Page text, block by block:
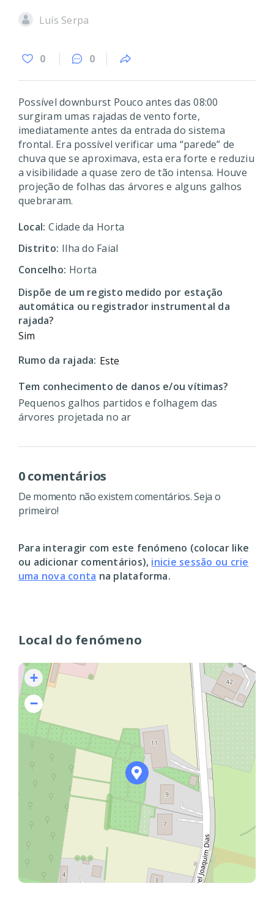
Local do fenómeno
+
−
Luís Serpa
0 0
Possível downburst Pouco antes das 08:00
surgiram umas rajadas de vento forte,
imediatamente antes da entrada do sistema
frontal. Era possível verificar uma “parede” de
chuva que se aproximava, esta era forte e reduziu
a visibilidade a quase zero de tão intensa. Houve
projeção de folhas das árvores e alguns galhos
quebraram.
Local: Cidade da Horta
Distrito: Ilha do Faial
Concelho: Horta
Dispõe de um registo medido por estação
automática ou registrador instrumental da
rajada?
Sim
Rumo da rajada: Este
Tem conhecimento de danos e/ou vítimas?
Pequenos galhos partidos e folhagem das
árvores projetada no ar
0 comentários
De momento não existem comentários. Seja o
primeiro!
Para interagir com este fenómeno (colocar like
ou adicionar comentários), inicie sessão ou crie
uma nova conta na plataforma.